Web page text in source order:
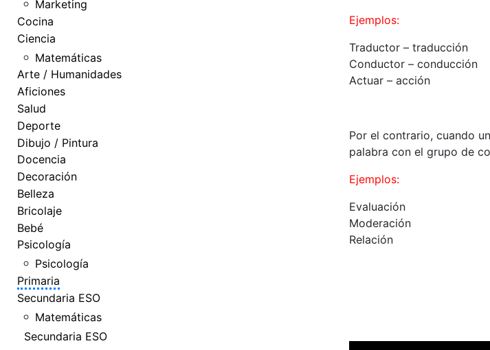
Marketing
Cocina
Ciencia
Matemáticas
Arte / Humanidades
Aficiones
Salud
Deporte
Dibujo / Pintura
Docencia
Decoración
Belleza
Bricolaje
Bebé
Psicología
Psicología
Primaria
Secundaria ESO
Matemáticas
Secundaria ESO
Ejemplos:
Traductor – traducción
Conductor – conducción
Actuar – acción
Por el contrario, cuando
palabra con el grupo de
Ejemplos:
Evaluación
Moderación
Relación